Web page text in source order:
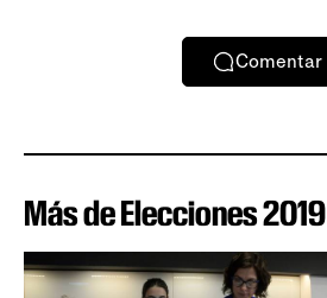
Comentar
Más de Elecciones 2019